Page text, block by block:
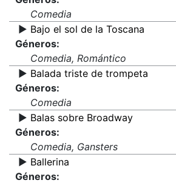
Comedia
▶️ Bajo el sol de la Toscana
Géneros:
Comedia, Romántico
▶️ Balada triste de trompeta
Géneros:
Comedia
▶️ Balas sobre Broadway
Géneros:
Comedia, Gansters
▶️ Ballerina
Géneros: